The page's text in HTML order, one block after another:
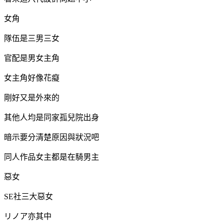
女角
隊伍是三男三女
官配是男女主角
女主角好像花癡
剛好又是外來的
其他人均是同家孤兒院出身
暗示要分清楚原因與狀況吧
同人作品女主都是在騎男主
惡女
SE社三大惡女
リノア亦其中